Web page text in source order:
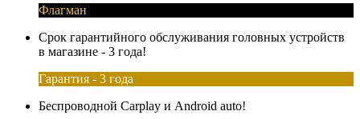
Флагман
Срок гарантийного обслуживания головных устройств
в магазине - 3 года!
Гарантия - 3 года
Беспроводной Carplay и Android auto!